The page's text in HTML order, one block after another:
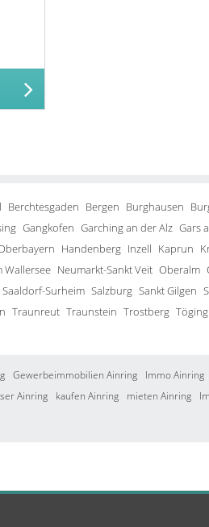
Berchtesgaden Bergen Burghausen
Gangkofen Garching an der Alz Gars
Handenberg Inzell Kaprun
Wallersee Neumarkt-Sankt Veit Oberalm
Saaldorf-Surheim Salzburg Sankt Gilgen
Traunreut Traunstein Trostberg
Gewerbeimmobilien Ainring Immo Ainring
Ainring kaufen Ainring mieten Ainring